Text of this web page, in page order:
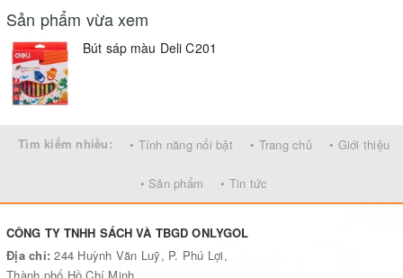
màu sắc tươi sáng hơn, nhờ đó các tác phẩm của bé trở nên thật
sinh động, bắt mắt. Thiết kế tiện dụng, vừa tay Bút có thiết kế đặc
biệt với thân hình trụ và có độ dài vừa phải, vừa vặn với tay trẻ,
đồng thời cho thời gian sử dụng bút được lâu hơn. Bút được đựng
trong hộp giấy mang tính tiện dụng cao, giúp trẻ cất bút gọn gàng
Sản phẩm vừa xem
Bút sáp màu Deli C201
Tìm kiếm nhiều: • Tính năng nổi bật • Trang chủ • Giới thiệu
• Sản phẩm • Tin tức
CÔNG TY TNHH SÁCH VÀ TBGD ONLYGOL
Địa chỉ:244 Huỳnh Văn Luỹ, P. Phú Lợi,